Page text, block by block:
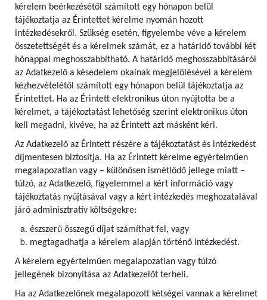
kérelem beérkezésétől számított egy hónapon belül
tájékoztatja az Érintettet kérelme nyomán hozott
intézkedésekről. Szükség esetén, figyelembe véve a kérelem
összetettségét és a kérelmek számát, ez a határidő további két
hónappal meghosszabbítható. A határidő meghosszabbításáról
az Adatkezelő a késedelem okainak megjelölésével a kérelem
kézhezvételétől számított egy hónapon belül tájékoztatja az
Érintettet. Ha az Érintett elektronikus úton nyújtotta be a
kérelmet, a tájékoztatást lehetőség szerint elektronikus úton
kell megadni, kivéve, ha az Érintett azt másként kéri.
Az Adatkezelő az Érintett részére a tájékoztatást és intézkedést
díjmentesen biztosítja. Ha az Érintett kérelme egyértelműen
megalapozatlan vagy – különösen ismétlődő jellege miatt –
túlzó, az Adatkezelő, figyelemmel a kért információ vagy
tájékoztatás nyújtásával vagy a kért intézkedés meghozatalával
járó adminisztratív költségekre:
észszerű összegű díjat számíthat fel, vagy
megtagadhatja a kérelem alapján történő intézkedést.
A kérelem egyértelműen megalapozatlan vagy túlzó
jellegének bizonyítása az Adatkezelőt terheli.
Ha az Adatkezelőnek megalapozott kétségei vannak a kérelmet